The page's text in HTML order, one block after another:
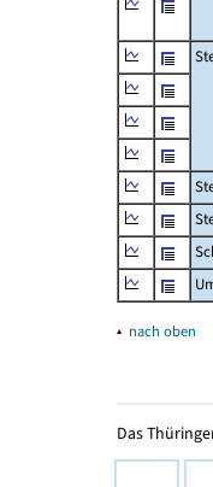
▴ nach oben
Das